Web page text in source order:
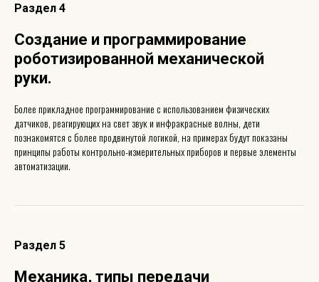
Раздел 4
Создание и программирование
роботизированной механической
руки.
Более прикладное программирование с использованием физических
датчиков, реагирующих на свет звук и инфракрасные волны, дети
познакомятся с более продвинутой логикой, на примерах будут показаны
принципы работы контрольно-измерительных приборов и первые элементы
автоматизации.
Раздел 5
Механика, типы передачи